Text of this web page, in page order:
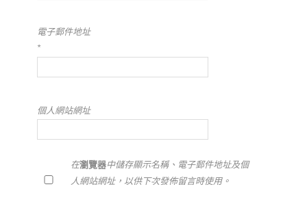
電子郵件地址
*
個人網站網址
在瀏覽器中儲存顯示名稱、電子郵件地址及個
人網站網址，以供下次發佈留言時使用。